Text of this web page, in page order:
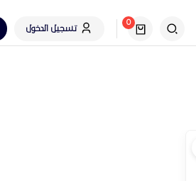
0
تسجيل الدخول